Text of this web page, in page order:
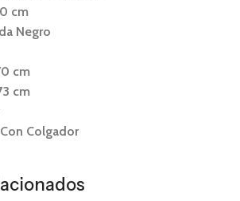
cm
Negro
cm
cm
Colgador